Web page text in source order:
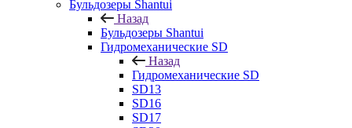
Бульдозеры Shantui
Назад
Бульдозеры Shantui
Гидромеханические SD
Назад
Гидромеханические SD
SD13
SD16
SD17